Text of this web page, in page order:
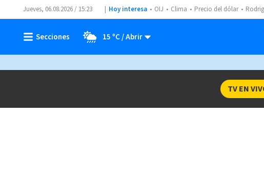
Jueves, 06.08.2026 / 15:23 Hoy interesa OIJ Clima Precio del dólar
15 ºC
TV EN